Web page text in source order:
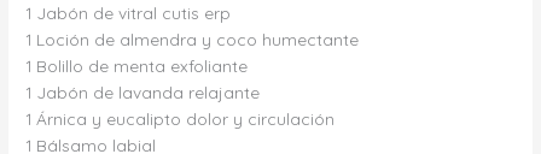
1 Jabón de vitral cutis erp
1 Loción de almendra y coco humectante
1 Bolillo de menta exfoliante
1 Jabón de lavanda relajante
1 Árnica y eucalipto dolor y circulación
1 Bálsamo labial